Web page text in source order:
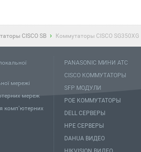
CISCO SB › Коммутаторы CISCO SG350XG
мережі
мереж
компʼютерних
PANASONIC МИНИ АТС
CISCO КОММУТАТОРЫ
SFP МОДУЛИ
POE КОММУТАТОРЫ
DELL СЕРВЕРЫ
HPE СЕРВЕРЫ
DAHUA ВИДЕО